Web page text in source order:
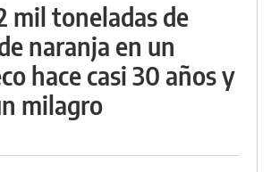
mil toneladas de
naranja en un
hace casi 30 años y
milagro